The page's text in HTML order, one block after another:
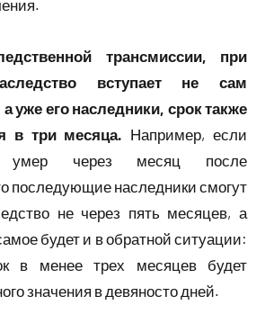
трансмиссии, при
вступает не сам
уже его наследники, срок также
в три месяца. Например, если
умер через месяц после
последующие наследники смогут
не через пять месяцев, а
будет и в обратной ситуации:
в менее трех месяцев будет
значения в девяносто дней.